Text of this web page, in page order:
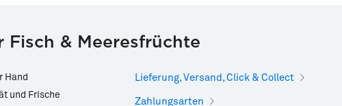
Fisch & Meeresfrüchte
Hand
und Frische
Lieferung, Versand, Click & Collect
Zahlungsarten